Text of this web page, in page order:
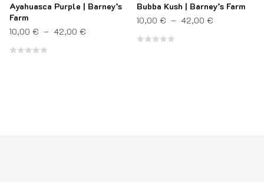
: 15,00 € à 63,00 €
Ayahuasca Purple | Barney’s
Farm
10,00 € – 42,00 €Plage de prix : 10,00 € à 42,00 €
Bubba Kush | Barney’s Farm
10,00 € – 42,00 €